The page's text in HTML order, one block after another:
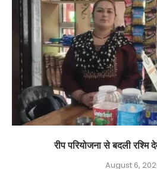
रीप परियोजना से बदली रश्मि
August 6,